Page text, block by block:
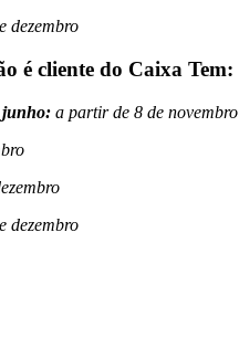
dezembro
é cliente do Caixa Tem:
junho: a partir de 8 de novembro
dezembro